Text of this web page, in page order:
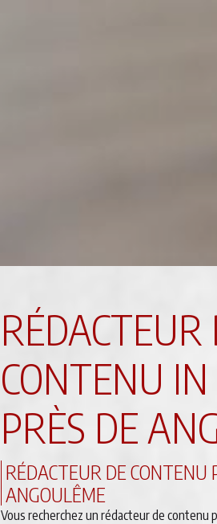
RÉDACTEUR
CONTENU
PRÈS DE
RÉDACTEUR DE CONTENU
ANGOULÊME
Vous recherchez un rédacteur de